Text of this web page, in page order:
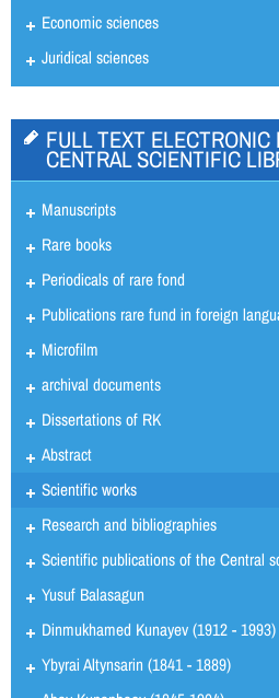
Economic sciences
Juridical sciences
FULL TEXT ELECTRONIC
CENTRAL SCIENTIFIC
Manuscripts
Rare books
Periodicals of rare fond
Publications rare fund in foreign
Microfilm
archival documents
Dissertations of RK
Abstract
Scientific works
Research and bibliographies
Scientific publications of the Central
Yusuf Balasagun
Dinmukhamed Kunayev (1912 - 1993)
Ybyrai Altynsarin (1841 - 1889)